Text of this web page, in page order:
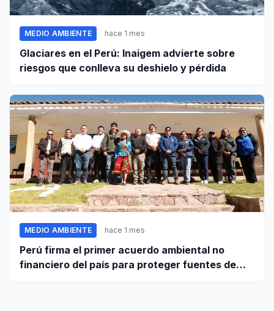
MEDIO AMBIENTE hace 1 mes
Glaciares en el Perú: Inaigem advierte sobre
riesgos que conlleva su deshielo y pérdida
MEDIO AMBIENTE hace 1 mes
Perú firma el primer acuerdo ambiental no
financiero del país para proteger fuentes de